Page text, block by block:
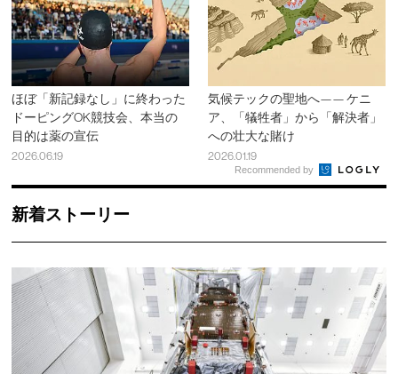
ほぼ「新記録なし」に終わった
ドーピングOK競技会、本当の
目的は薬の宣伝
2026.06.19
気候テックの聖地へ—— ケニ
ア、「犠牲者」から「解決者」
への壮大な賭け
2026.01.19
Recommended by
新着ストーリー